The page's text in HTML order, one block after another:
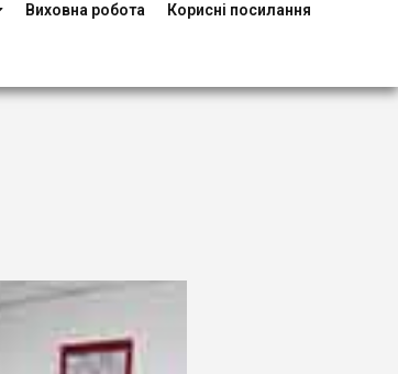
Виховна робота Корисні посилання